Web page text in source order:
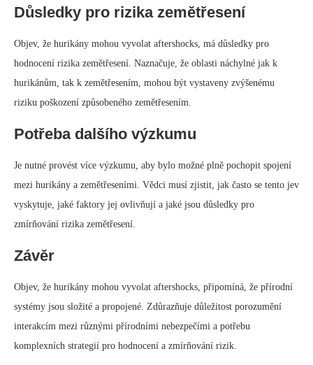
Důsledky pro rizika zemětřesení
Objev, že hurikány mohou vyvolat aftershocks, má důsledky pro
hodnocení rizika zemětřesení. Naznačuje, že oblasti náchylné jak k
hurikánům, tak k zemětřesením, mohou být vystaveny zvýšenému
riziku poškození způsobeného zemětřesením.
Potřeba dalšího výzkumu
Je nutné provést více výzkumu, aby bylo možné plně pochopit spojení
mezi hurikány a zemětřeseními. Vědci musí zjistit, jak často se tento jev
vyskytuje, jaké faktory jej ovlivňují a jaké jsou důsledky pro
zmírňování rizika zemětřesení.
Závěr
Objev, že hurikány mohou vyvolat aftershocks, připomíná, že přírodní
systémy jsou složité a propojené. Zdůrazňuje důležitost porozumění
interakcím mezi různými přírodními nebezpečími a potřebu
komplexních strategií pro hodnocení a zmírňování rizik.